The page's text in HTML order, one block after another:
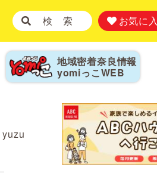
検 索 お気に
地域密着奈良情報
yomiっこ WEB
yuzu